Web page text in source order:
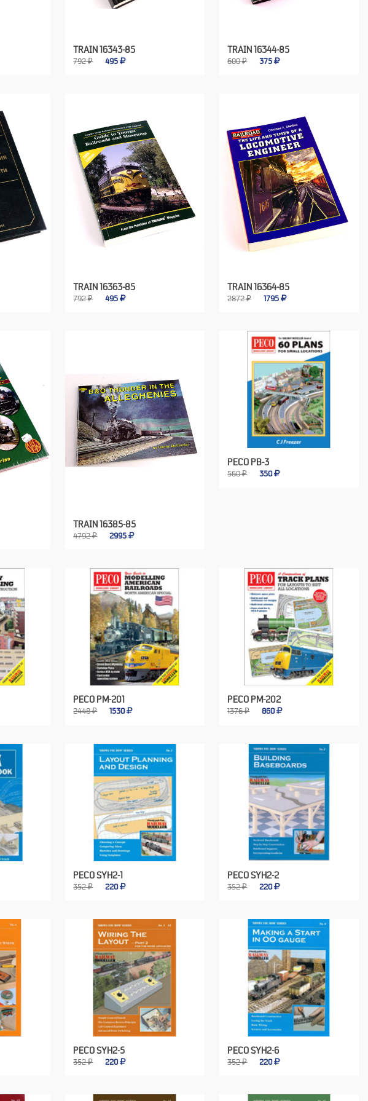
TRAIN 16343-85
792 ₽ 495
TRAIN 16344-85
600 ₽ 375
TRAIN 16363-85
792 ₽ 495
TRAIN 16364-85
2872 ₽ 1795
TRAIN 16385-85
4792 ₽ 2995
PECO PB-3
560 ₽ 350
PECO PM-201
2448 ₽ 1530
PECO PM-202
1376 ₽ 860
PECO SYH2-1
352 ₽ 220
PECO SYH2-2
352 ₽ 220
PECO SYH2-5
352 ₽ 220
PECO SYH2-6
352 ₽ 220